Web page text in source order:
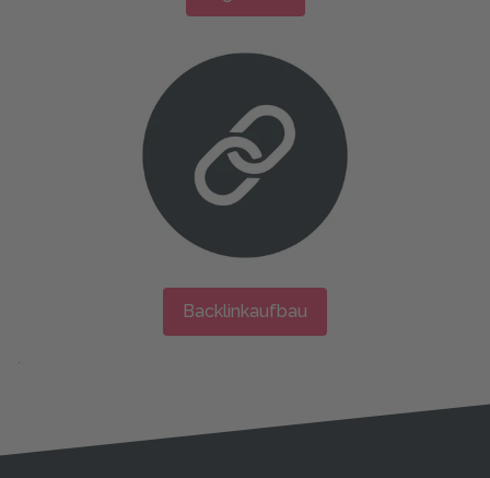
Backlinkaufbau